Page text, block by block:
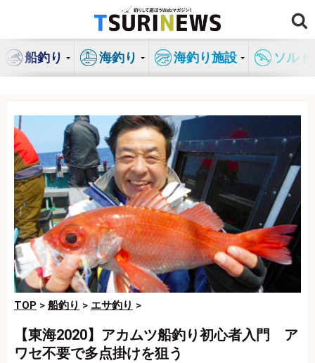
ン
船釣り 海釣り 海釣り施設 ソル
TOP > 船釣り > エサ釣り >
【東海2020】アカムツ船釣り初心者入門 ア
ワセ不要で多点掛けを狙う